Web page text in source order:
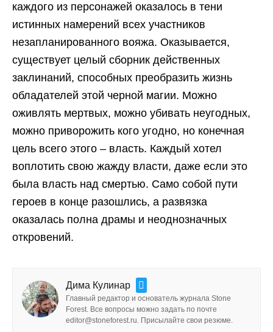
каждого из персонажей оказалось в тени
истинных намерений всех участников
незапланированного вояжа. Оказывается,
существует целый сборник действенных
заклинаний, способных преобразить жизнь
обладателей этой черной магии. Можно
оживлять мертвых, можно убивать неугодных,
можно приворожить кого угодно, но конечная
цель всего этого – власть. Каждый хотел
воплотить свою жажду власти, даже если это
была власть над смертью. Само собой пути
героев в конце разошлись, а развязка
оказалась полна драмы и неоднозначных
откровений.
Дима Кулинар
Главный редактор и основатель журнала Stone
Forest. Все вопросы можно задать по почте
editor@stoneforest.ru. Присылайте свои резюме.